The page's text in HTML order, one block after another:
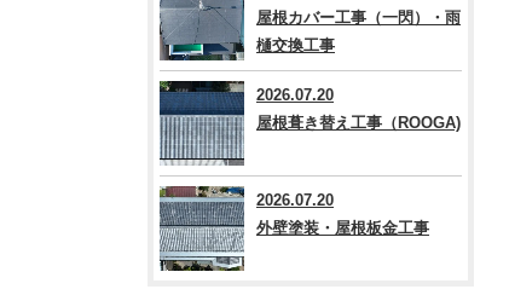
屋根カバー工事（一閃）・雨
樋交換工事
2026.07.20
屋根葺き替え工事（ROOGA)
2026.07.20
外壁塗装・屋根板金工事